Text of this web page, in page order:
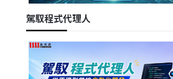
駕馭程式代理人